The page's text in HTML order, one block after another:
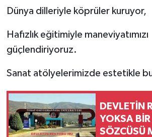
Dünya dilleriyle köprüler kuruyor,
Hafızlık eğitimiyle maneviyatımızı
güçlendiriyoruz.
Sanat atölyelerimizde estetikle
DEVLETİN
YOKSA
SÖZCÜSÜ